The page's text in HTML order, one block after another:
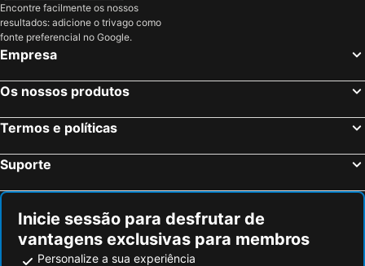
Encontre facilmente os nossos
resultados: adicione o trivago como
fonte preferencial no Google.
Empresa
Os nossos produtos
Termos e políticas
Suporte
Inicie sessão para desfrutar de
vantagens exclusivas para membros
Personalize a sua experiência